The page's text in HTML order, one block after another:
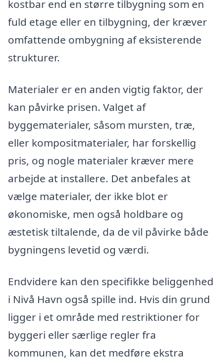
kostbar end en større tilbygning som en
fuld etage eller en tilbygning, der kræver
omfattende ombygning af eksisterende
strukturer.
Materialer er en anden vigtig faktor, der
kan påvirke prisen. Valget af
byggematerialer, såsom mursten, træ,
eller kompositmaterialer, har forskellig
pris, og nogle materialer kræver mere
arbejde at installere. Det anbefales at
vælge materialer, der ikke blot er
økonomiske, men også holdbare og
æstetisk tiltalende, da de vil påvirke både
bygningens levetid og værdi.
Endvidere kan den specifikke beliggenhed
i Nivå Havn også spille ind. Hvis din grund
ligger i et område med restriktioner for
byggeri eller særlige regler fra
kommunen, kan det medføre ekstra